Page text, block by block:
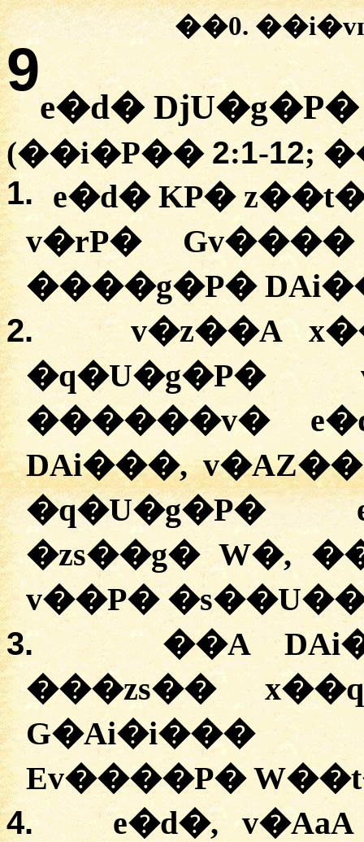
��0.
9
e�d�
(��i�P�� 2:1-12;
1. e�d� KP�
v�rP�
����g�P�
2.
v�z��A
�q�U�g�P�
������v�
DAi���,
�q�U�g�P�
�zs��g� W�,
v��P�
3.
��A
���zs��
G�Ai�i���
Ev����P�
4.
e�d�,